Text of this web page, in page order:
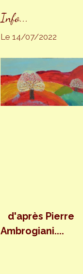
Info...
Le 14/07/2022
d'après Pierre
Ambrogiani....